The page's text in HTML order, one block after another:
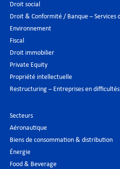
Droit social
Droit & Conformité / Banque – Services
Environnement
Fiscal
Droit immobilier
Private Equity
Propriété intellectuelle
Restructuring – Entreprises en
Secteurs
Aéronautique
Biens de consommation & distribution
Énergie
Food & Beverage